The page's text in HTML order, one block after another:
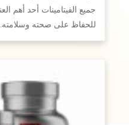
جميع الفيتامينات أحد أهم
للحفاظ على صحته وسلامته.